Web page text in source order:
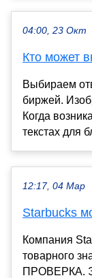
04:00, 23 Окт
Кто может
Выбираем
биржей.
Когда
текстах для
12:17, 04 Мар
Starbucks
Компания
товарного
ПРОВЕРКА.